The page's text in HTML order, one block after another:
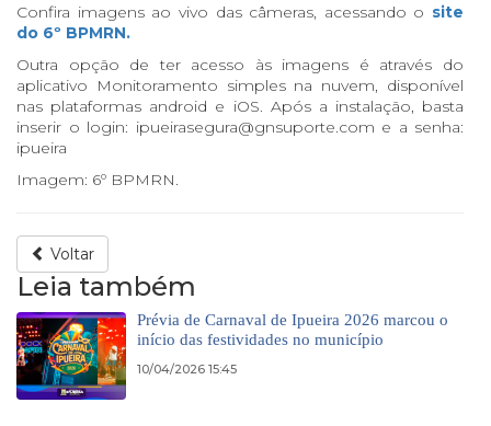
Confira imagens ao vivo das câmeras, acessando o site
do 6º BPMRN.
Outra opção de ter acesso às imagens é através do
aplicativo Monitoramento simples na nuvem, disponível
nas plataformas android e iOS. Após a instalação, basta
inserir o login: ipueirasegura@gnsuporte.com e a senha:
ipueira
Imagem: 6º BPMRN.
Voltar
Leia também
Prévia de Carnaval de Ipueira 2026 marcou o
início das festividades no município
10/04/2026 15:45